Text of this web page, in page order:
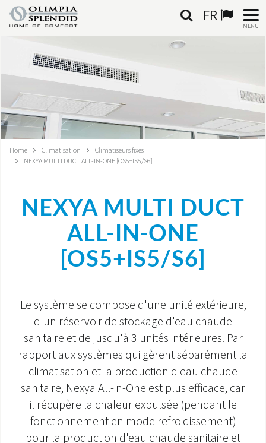
FR
MENU
HOME
CLIMATISATION
CHAUFFAGE
SYSTÈMES INTÉGRÉS
DOCUMENTATIONS
Home Climatisation
Climatiseurs fixes
NEXYA MULTI DUCT ALL-IN-ONE [OS5+IS5/S6]
NEXYA MULTI DUCT
ALL-IN-ONE
[OS5+IS5/S6]
Le système se compose d'une unité extérieure,
d'un réservoir de stockage d'eau chaude
sanitaire et de jusqu'à 3 unités intérieures. Par
rapport aux systèmes qui gèrent séparément la
climatisation et la production d'eau chaude
sanitaire, Nexya All-in-One est plus efficace, car
il récupère la chaleur expulsée (pendant le
fonctionnement en mode refroidissement)
pour la production d'eau chaude sanitaire et